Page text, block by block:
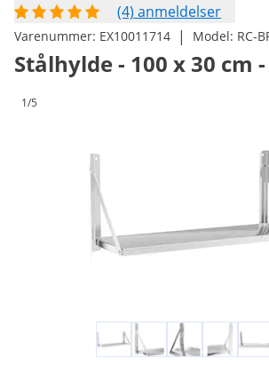
(4) anmeldelser
Varenummer: EX10011714 | Model: RC-
Stålhylde - 100 x 30 cm
1/5